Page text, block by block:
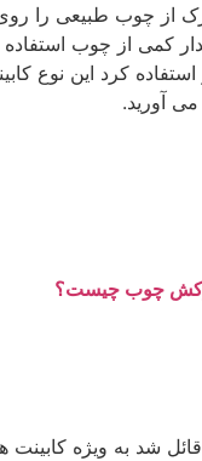
از چوب طبیعی را
کمی از چوب
کرد این نوع
آورید.
چوب چیست؟
شد به ویژه